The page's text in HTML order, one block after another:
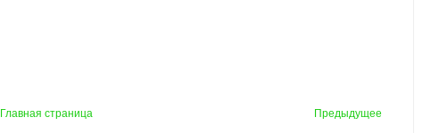
Предыдущее
Главная страница